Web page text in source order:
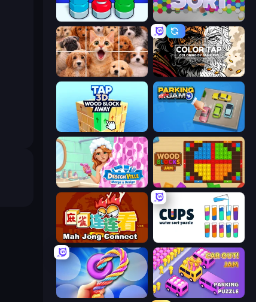
Jigpic Solitaire Color Tap: Coloring by Numbers
Designville: Merge & Design Wood Blocks Jam
Mahjong Connect (Legacy) Cups - Water Sort Puzzle
Twisted Tangle Car OUT! Jam Parking Puzzle